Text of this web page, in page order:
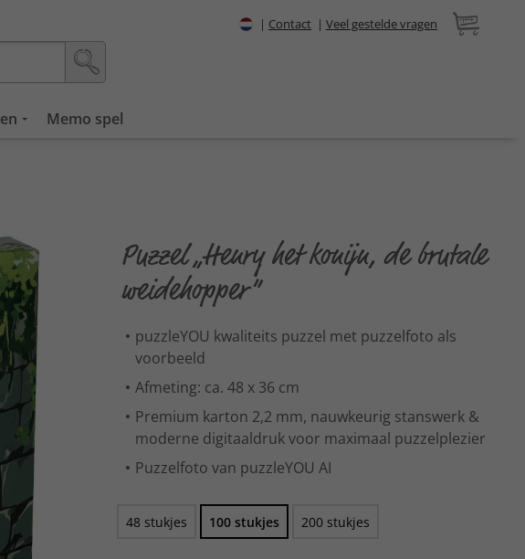
| Contact | Veel gestelde vragen
Memo spel
Puzzel „Henry het konijn, de brutale
weidehopper“
puzzleYOU kwaliteits puzzel met puzzelfoto als
voorbeeld
Afmeting: ca. 48 x 36 cm
Premium karton 2,2 mm, nauwkeurig stanswerk &
moderne digitaaldruk voor maximaal puzzelplezier
Puzzelfoto van puzzleYOU AI
48 stukjes 100 stukjes 200 stukjes